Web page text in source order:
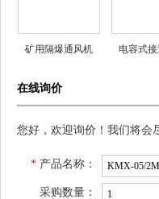
矿用隔爆通风机
YBT-4 YBT-5.5
电容式
在线询价
您好，欢迎询价！我们将会
* 产品名称：
采购数量：